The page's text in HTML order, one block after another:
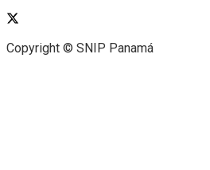
Copyright © SNIP Panamá